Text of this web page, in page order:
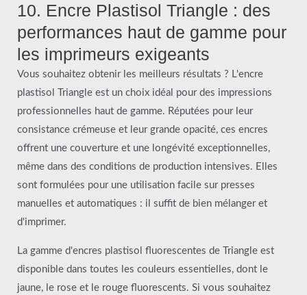
10. Encre Plastisol Triangle : des
performances haut de gamme pour
les imprimeurs exigeants
Vous souhaitez obtenir les meilleurs résultats ? L'encre
plastisol Triangle est un choix idéal pour des impressions
professionnelles haut de gamme. Réputées pour leur
consistance crémeuse et leur grande opacité, ces encres
offrent une couverture et une longévité exceptionnelles,
même dans des conditions de production intensives. Elles
sont formulées pour une utilisation facile sur presses
manuelles et automatiques : il suffit de bien mélanger et
d'imprimer.
La gamme d'encres plastisol fluorescentes de Triangle est
disponible dans toutes les couleurs essentielles, dont le
jaune, le rose et le rouge fluorescents. Si vous souhaitez